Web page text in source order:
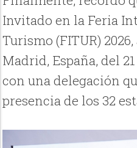
Invitado en la Feria
Turismo (FITUR)
Madrid, España, del
con una delegación
presencia de los 32